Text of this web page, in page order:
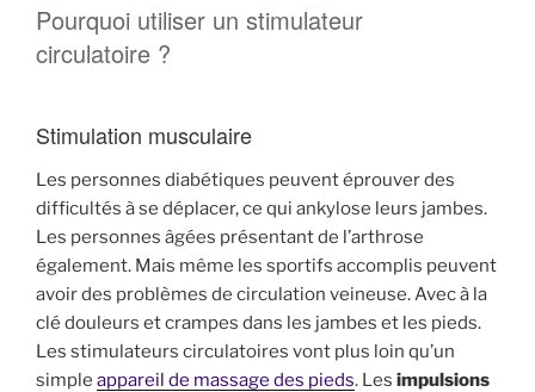
Pourquoi utiliser un stimulateur
circulatoire ?
Stimulation musculaire
Les personnes diabétiques peuvent éprouver des
difficultés à se déplacer, ce qui ankylose leurs jambes.
Les personnes âgées présentant de l’arthrose
également. Mais même les sportifs accomplis peuvent
avoir des problèmes de circulation veineuse. Avec à la
clé douleurs et crampes dans les jambes et les pieds.
Les stimulateurs circulatoires vont plus loin qu’un
simple appareil de massage des pieds. Les impulsions